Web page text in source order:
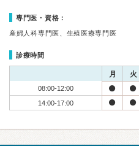
専門医・資格：
産婦人科専門医、生殖医療専門医
診療時間
月 火
08:00-12:00
14:00-17:00